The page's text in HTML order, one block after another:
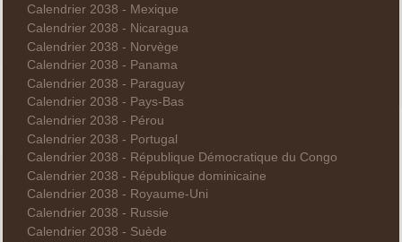
Calendrier 2038 - Mexique
Calendrier 2038 - Nicaragua
Calendrier 2038 - Norvège
Calendrier 2038 - Panama
Calendrier 2038 - Paraguay
Calendrier 2038 - Pays-Bas
Calendrier 2038 - Pérou
Calendrier 2038 - Portugal
Calendrier 2038 - République Démocratique du Congo
Calendrier 2038 - République dominicaine
Calendrier 2038 - Royaume-Uni
Calendrier 2038 - Russie
Calendrier 2038 - Suède